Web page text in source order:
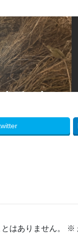
はありません。 ※